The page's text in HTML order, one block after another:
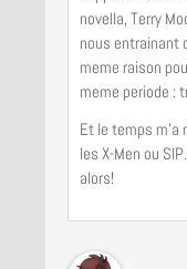
novella, Terry
nous entrainant
meme raison
meme periode :
Et le temps m’a
les X-Men ou
alors!